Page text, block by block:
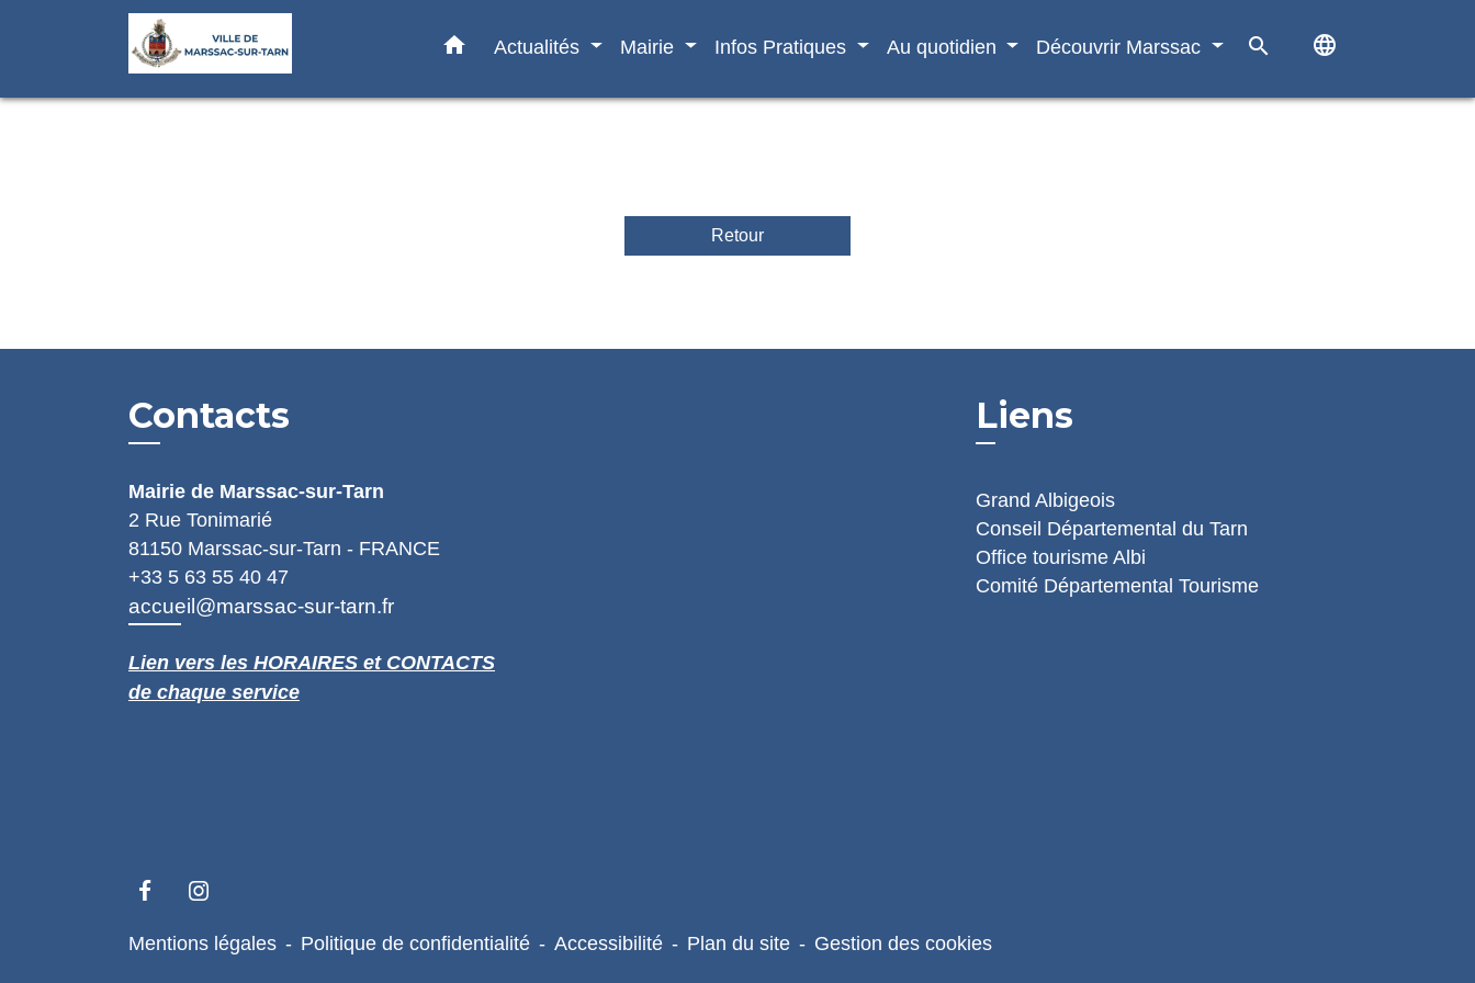
home Actualités Mairie Infos Pratiques Au quotidien Découvrir Marssac search language
Retour
Contacts
Mairie de Marssac-sur-Tarn
2 Rue Tonimarié
81150 Marssac-sur-Tarn - FRANCE
+33 5 63 55 40 47
accueil@marssac-sur-tarn.fr
Lien vers les HORAIRES et CONTACTS
de chaque service
Liens
Grand Albigeois
Conseil Départemental du Tarn
Office tourisme Albi
Comité Départemental Tourisme
Mentions légales - Politique de confidentialité - Accessibilité - Plan du site - Gestion des cookies